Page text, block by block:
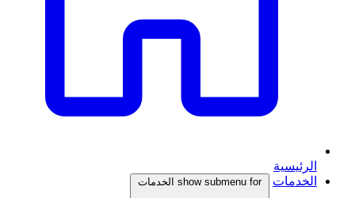
الرئيسية
الخدمات
show submenu for الخدمات